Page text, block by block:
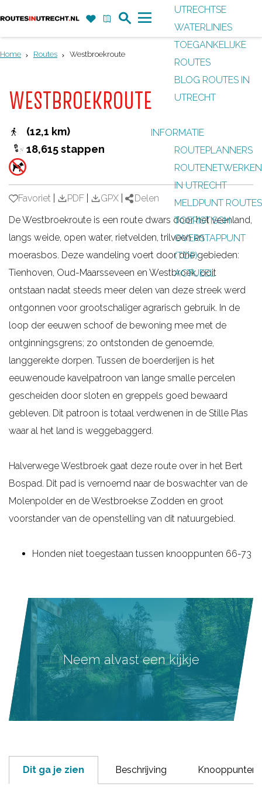
F
a
v
i
a
a
o
M
UTRECHTSE
WATERLINIES
TOEGANKELIJKE
ROUTES
BLOG ROUTES IN
UTRECHT
INFORMATIE
ROUTEPLANNERS
ROUTENETWERKEN
IN UTRECHT
MELDPUNT ROUTES
TOERISTISCH
OVERSTAPPUNT
(TOP)
ACTUEEL
Home Routes Westbroekroute
WESTBROEKROUTE
(12,1 km)
18,615 stappen
Favoriet
Favoriet PDF GPX
Delen
De Westbroekroute is een route dwars door het veenland,
langs weide, open water, rietvelden, trilveen en
moerasbos. Deze wandeling voert door drie gebieden:
Tienhoven, Oud-Maarsseveen en Westbroek, ooit
ontstaan nadat steeds meer delen van deze streek werd
ontgonnen voor grootschaliger agrarisch gebruik. In de
loop der eeuwen schoof de bewoning mee met de
ontginningsgrens; zo ontstonden de genoemde,
langgerekte dorpen. Tussen de boerderijen is het
eeuwenoude kavelpatroon van lange smalle percelen
gescheiden door sloten en greppels goed bewaard
gebleven. Dit patroon is totaal verdwenen in de Stille Plas
waar al het land is weggebaggerd.
Halverwege Westbroek gaat deze route over in het Bert
Bospad. Dit pad is vernoemd naar de boswachter van de
Molenpolder en de Westbroekse Zodden en groot
voorstander van de openstelling van dit natuurgebied.
Honden niet toegestaan tussen knooppunten 66-73
Neem alvast een kijkje
Dit ga je zien Beschrijving Knooppunten